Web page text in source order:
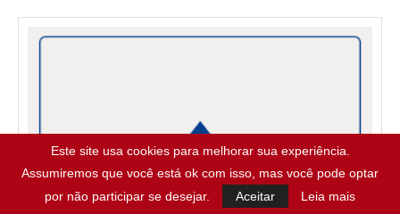
Este site usa cookies para melhorar sua experiência.
Assumiremos que você está ok com isso, mas você pode optar
por não participar se desejar.
Aceitar Leia mais